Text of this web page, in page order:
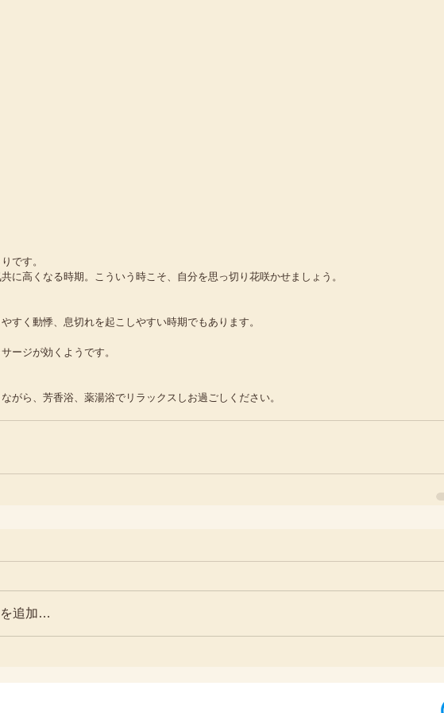
です。
に高くなる時期。こういう時こそ、自分を思っ切り花咲かせましょう。
すく動悸、息切れを起こしやすい時期でもあります。
ージが効くようです。
がら、芳香浴、薬湯浴でリラックスしお過ごしください。
追加…